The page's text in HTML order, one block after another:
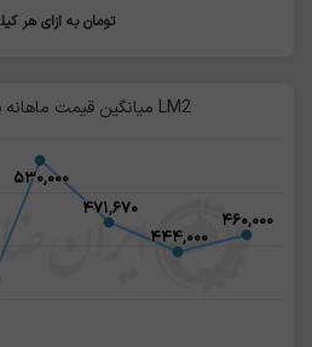
می روند و به بهبود ویژگی‌های
تومان به ازای هر
میانگین قیمت ماهانه شمش آلومینیوم LM2
۵۳۰,۰۰۰
۵۳۰,۰۰۰
۴۷۱,۶۷۰
۴۷۱,۶۷۰
۴۴۴,۰۰۰
۴۴۴,۰۰۰
۴۶۰,۰۰۰
۴۶۰,۰۰۰